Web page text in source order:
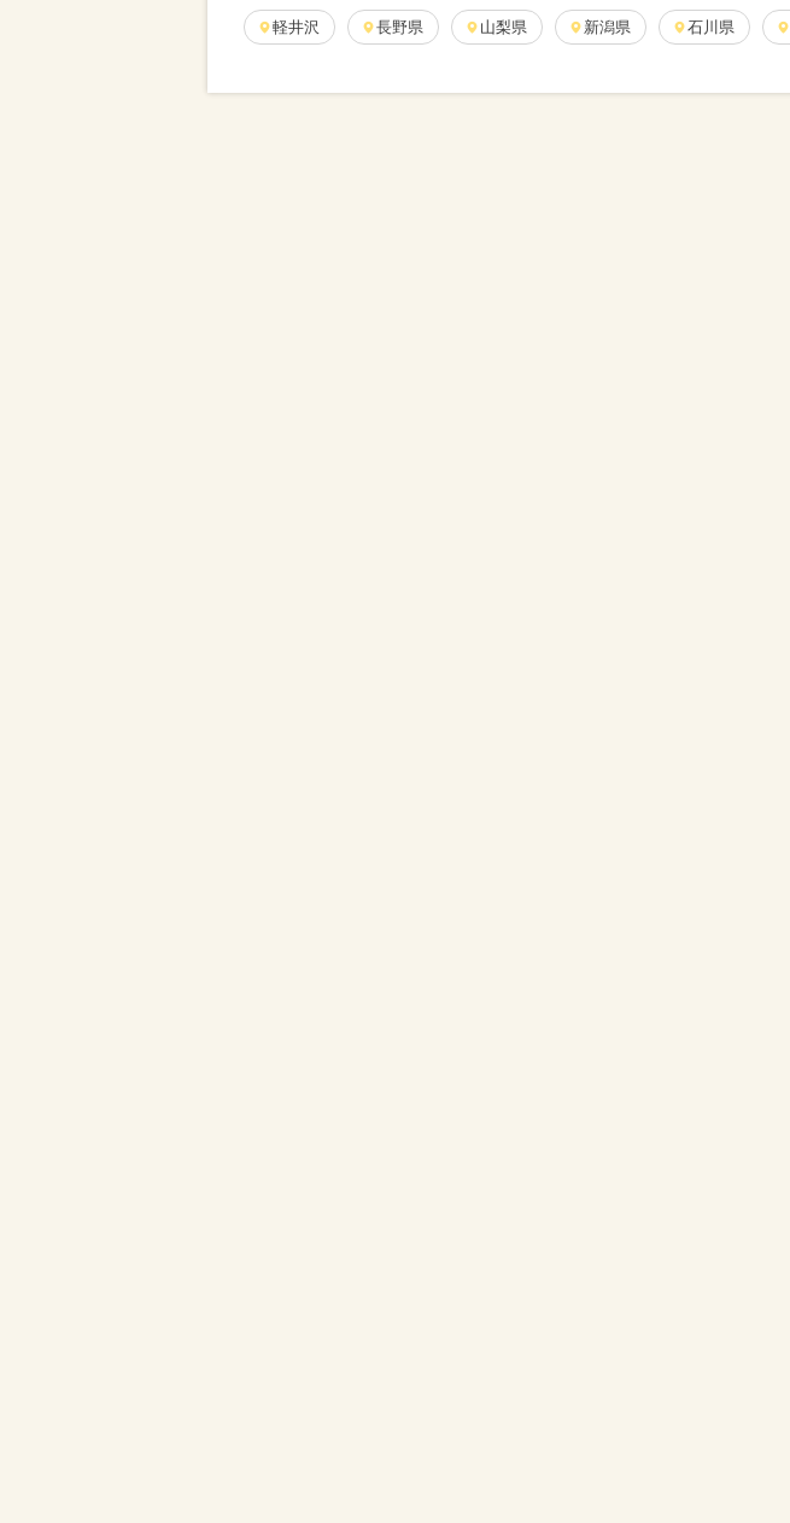
軽井沢 長野県 山梨県 新潟県 石川県